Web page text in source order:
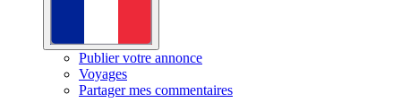
Publier votre annonce
Voyages
Partager mes commentaires